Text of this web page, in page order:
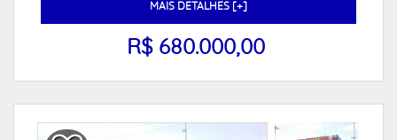
MAIS DETALHES [+]
R$ 680.000,00